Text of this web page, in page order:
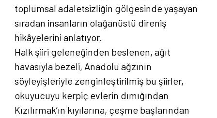
toplumsal adaletsizliğin gölgesinde yaşayan
sıradan insanların olağanüstü direniş
hikâyelerini anlatıyor.
Halk şiiri geleneğinden beslenen, ağıt
havasıyla bezeli, Anadolu ağzının
söyleyişleriyle zenginleştirilmiş bu şiirler,
okuyucuyu kerpiç evlerin dımığından
Kızılırmak’ın kıyılarına, çeşme başlarından